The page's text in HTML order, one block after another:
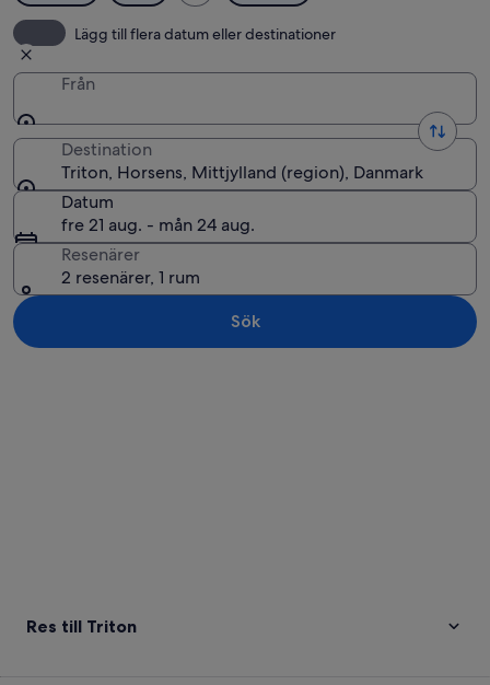
Lägg till flera datum eller destinationer
Från
Destination
Triton, Horsens, Mittjylland (region), Danmark
Datum
fre 21 aug. - mån 24 aug.
Resenärer
2 resenärer, 1 rum
Sök
Res till Triton